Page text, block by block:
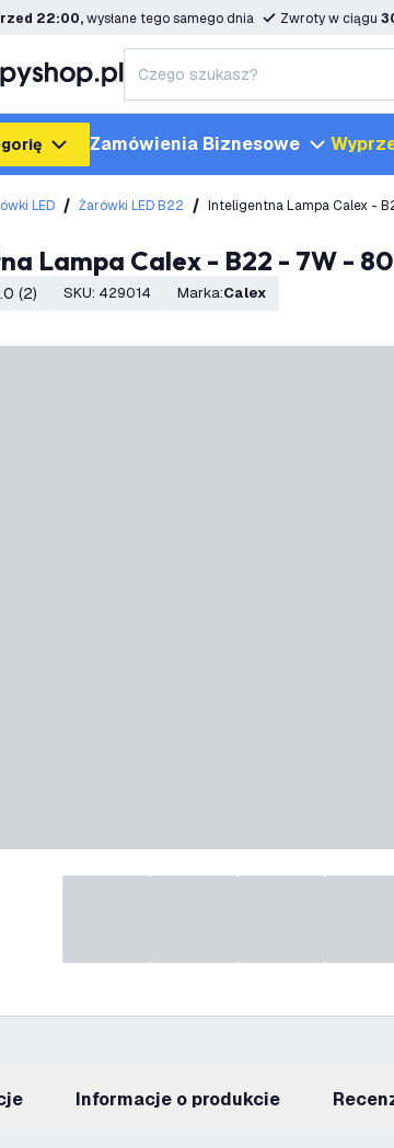
22:00,wysłane tego samego dnia Zwroty w ciągu
Zamówienia Biznesowe
LED Żarówki LED B22 Inteligentna Lampa Calex -
Lampa Calex - B22 - 7W -
(2) SKU: 429014 Marka: Calex
informacje o produkcie